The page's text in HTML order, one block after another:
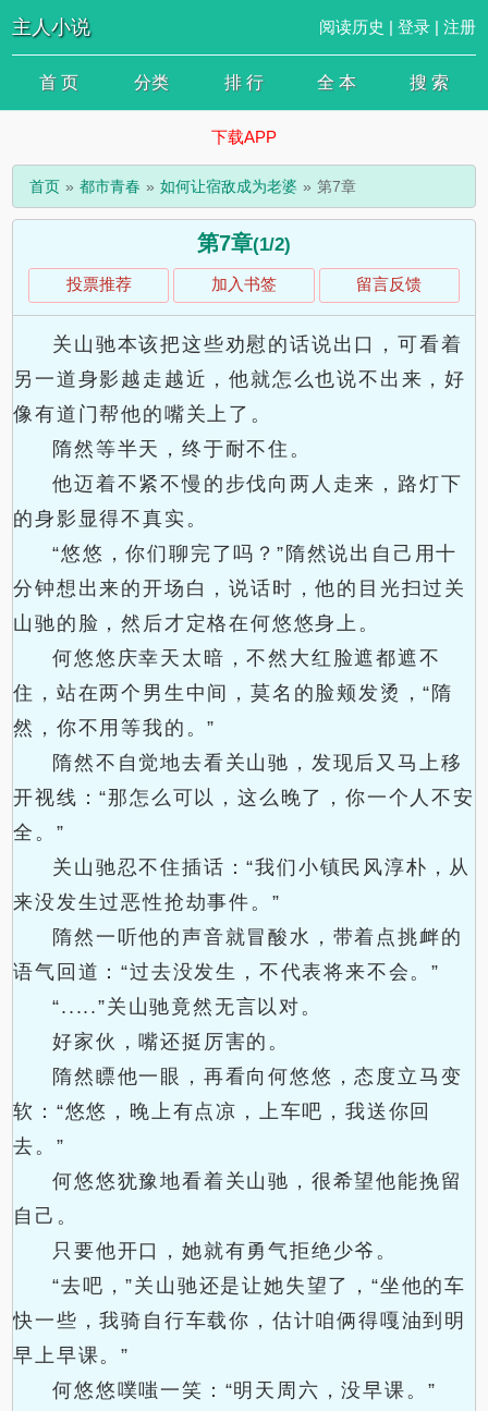
主人小说 阅读历史 | 登录| 注册
首 页 分类 排 行 全 本 搜 索
下载APP
首页 都市青春 如何让宿敌成为老婆 第7章
第7章(1/2)
投票推荐 加入书签 留言反馈
关山驰本该把这些劝慰的话说出口，可看着
另一道身影越走越近，他就怎么也说不出来，好
像有道门帮他的嘴关上了。
隋然等半天，终于耐不住。
他迈着不紧不慢的步伐向两人走来，路灯下
的身影显得不真实。
“悠悠，你们聊完了吗？”隋然说出自己用十
分钟想出来的开场白，说话时，他的目光扫过关
山驰的脸，然后才定格在何悠悠身上。
何悠悠庆幸天太暗，不然大红脸遮都遮不
住，站在两个男生中间，莫名的脸颊发烫，“隋
然，你不用等我的。”
隋然不自觉地去看关山驰，发现后又马上移
开视线：“那怎么可以，这么晚了，你一个人不安
全。”
关山驰忍不住插话：“我们小镇民风淳朴，从
来没发生过恶性抢劫事件。”
隋然一听他的声音就冒酸水，带着点挑衅的
语气回道：“过去没发生，不代表将来不会。”
“.....”关山驰竟然无言以对。
好家伙，嘴还挺厉害的。
隋然瞟他一眼，再看向何悠悠，态度立马变
软：“悠悠，晚上有点凉，上车吧，我送你回
去。”
何悠悠犹豫地看着关山驰，很希望他能挽留
自己。
只要他开口，她就有勇气拒绝少爷。
“去吧，”关山驰还是让她失望了，“坐他的车
快一些，我骑自行车载你，估计咱俩得嘎油到明
早上早课。”
何悠悠噗嗤一笑：“明天周六，没早课。”